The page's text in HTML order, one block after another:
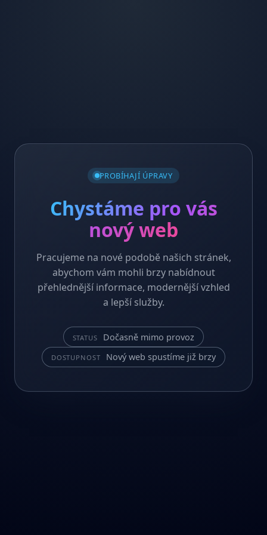
PROBÍHAJÍ ÚPRAVY
Chystáme pro vás
nový web
Pracujeme na nové podobě našich stránek,
abychom vám mohli brzy nabídnout
přehlednější informace, modernější vzhled
a lepší služby.
STATUS Dočasně mimo provoz
DOSTUPNOST Nový web spustíme již brzy